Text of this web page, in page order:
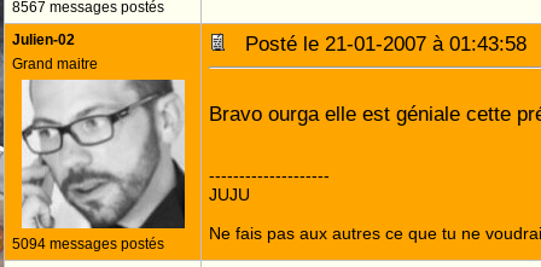
8567 messages postés
Julien-02
Grand maitre
5094 messages postés
Posté le 21-01-2007 à
Bravo ourga elle est géniale cette
--------------------
JUJU
Ne fais pas aux autres ce que tu ne